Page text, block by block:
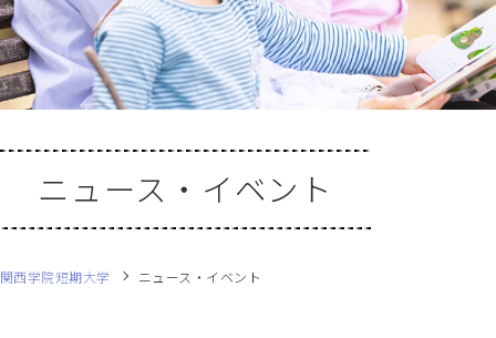
ニュース・イベント
関西学院短期大学 ニュース・イベント